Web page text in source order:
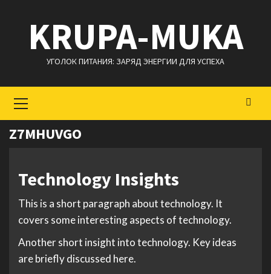
содержимому
KRUPA-MUKA
УГОЛОК ПИТАНИЯ: ЗАРЯД ЭНЕРГИИ ДЛЯ УСПЕХА
меню
Z7MHUVGO
Technology Insights
This is a short paragraph about technology. It
covers some interesting aspects of technology.
Another short insight into technology. Key ideas
are briefly discussed here.